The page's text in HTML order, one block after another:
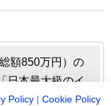
額850万円）の
日本最大級のイ
」です。日本国
Policy
Cookie Policy